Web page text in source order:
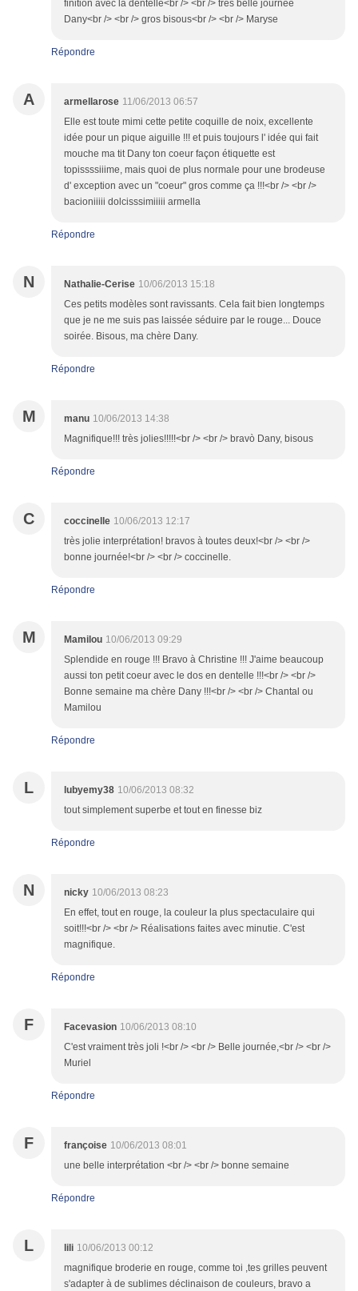
finition avec la dentelle<br /> <br /> très belle journée
Dany<br /> <br /> gros bisous<br /> <br /> Maryse
Répondre
A armellarose 11/06/2013 06:57
Elle est toute mimi cette petite coquille de noix, excellente
idée pour un pique aiguille !!! et puis toujours l' idée qui fait
mouche ma tit Dany ton coeur façon étiquette est
topissssiiime, mais quoi de plus normale pour une brodeuse
d' exception avec un "coeur" gros comme ça !!!<br /> <br />
bacioniiiii dolcisssimiiiii armella
Répondre
N Nathalie-Cerise 10/06/2013 15:18
Ces petits modèles sont ravissants. Cela fait bien longtemps
que je ne me suis pas laissée séduire par le rouge... Douce
soirée. Bisous, ma chère Dany.
Répondre
M manu 10/06/2013 14:38
Magnifique!!! très jolies!!!!!<br /> <br /> bravò Dany, bisous
Répondre
C coccinelle 10/06/2013 12:17
très jolie interprétation! bravos à toutes deux!<br /> <br />
bonne journée!<br /> <br /> coccinelle.
Répondre
M Mamilou 10/06/2013 09:29
Splendide en rouge !!! Bravo à Christine !!! J'aime beaucoup
aussi ton petit coeur avec le dos en dentelle !!!<br /> <br />
Bonne semaine ma chère Dany !!!<br /> <br /> Chantal ou
Mamilou
Répondre
L lubyemy38 10/06/2013 08:32
tout simplement superbe et tout en finesse biz
Répondre
N nicky 10/06/2013 08:23
En effet, tout en rouge, la couleur la plus spectaculaire qui
soit!!!<br /> <br /> Réalisations faites avec minutie. C'est
magnifique.
Répondre
F Facevasion 10/06/2013 08:10
C'est vraiment très joli !<br /> <br /> Belle journée,<br /> <br />
Muriel
Répondre
F françoise 10/06/2013 08:01
une belle interprétation <br /> <br /> bonne semaine
Répondre
L lili 10/06/2013 00:12
magnifique broderie en rouge, comme toi ,tes grilles peuvent
s'adapter à de sublimes déclinaison de couleurs, bravo a